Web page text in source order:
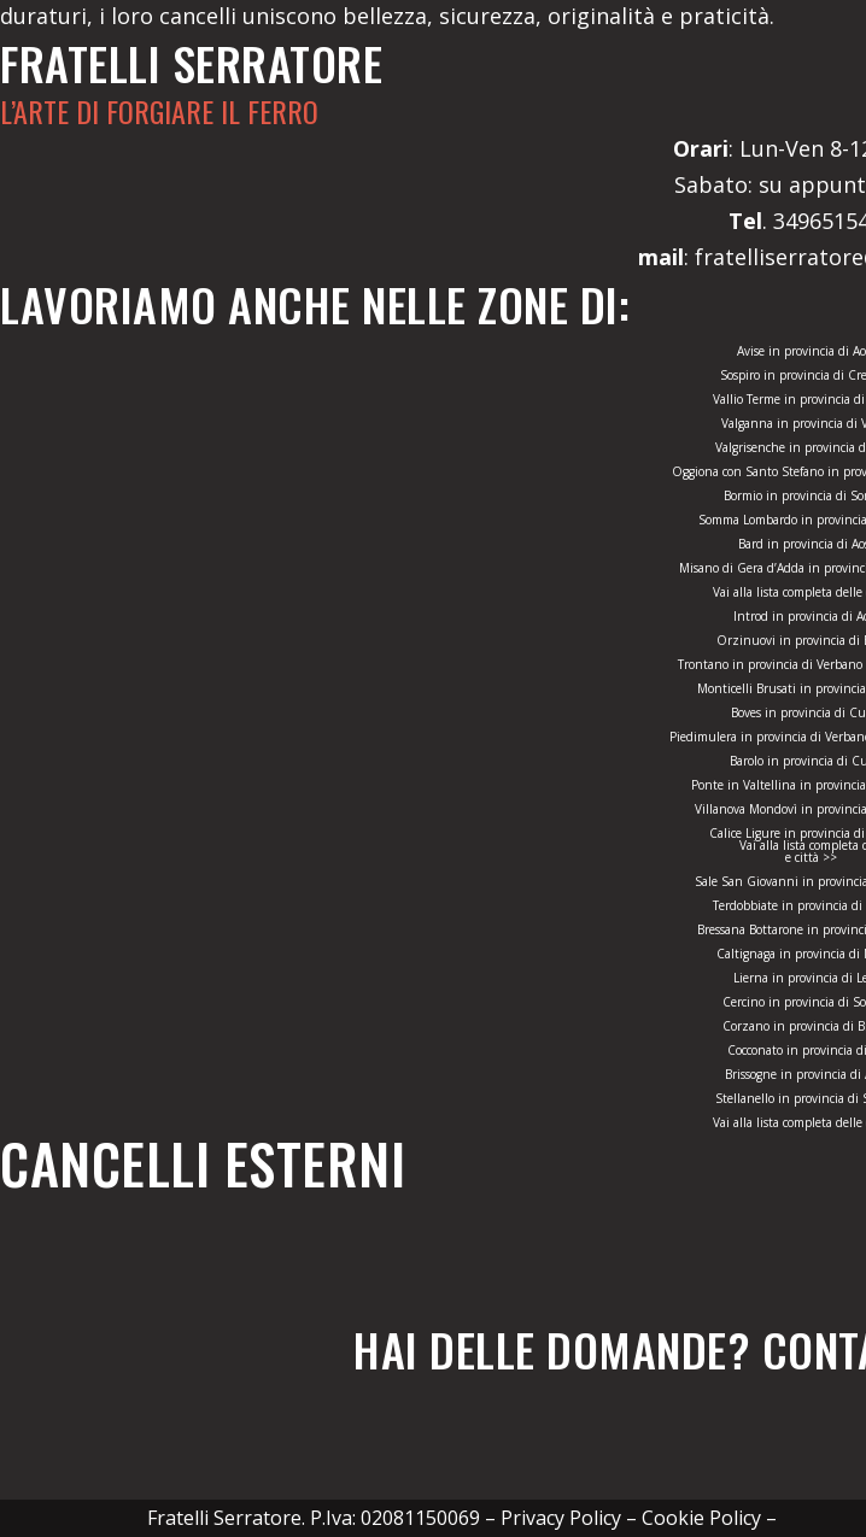
duraturi, i loro cancelli uniscono bellezza, sicurezza, originalità e praticità.
FRATELLI SERRATORE
L’ARTE DI FORGIARE IL FERRO
Orari: Lun-Ven 8-
Sabato: su
Tel.
mail:
LAVORIAMO ANCHE NELLE ZONE DI:
Avise in provincia di
Sospiro in provincia di
Vallio Terme in provincia di
Valganna in provincia di
Valgrisenche in provincia
Oggiona con Santo Stefano in
Bormio in provincia di
Somma Lombardo in
Bard in provincia di
Misano di Gera d’Adda in
Vai alla lista completa
Introd in provincia di
Orzinuovi in provincia di
Trontano in provincia di Verbano
Monticelli Brusati in provincia
Boves in provincia di
Piedimulera in provincia di
Barolo in provincia di
Ponte in Valtellina in
Villanova Mondovì in
Calice Ligure in provincia di
Vai alla lista completa
e città >>
Sale San Giovanni in
Terdobbiate in provincia di
Bressana Bottarone in
Caltignaga in provincia di
Lierna in provincia di
Cercino in provincia di
Corzano in provincia di
Cocconato in provincia
Brissogne in provincia di
Stellanello in provincia di
Vai alla lista completa
CANCELLI ESTERNI
HAI DELLE DOMANDE?
Fratelli Serratore. P.Iva: 02081150069 – Privacy Policy – Cookie Policy –